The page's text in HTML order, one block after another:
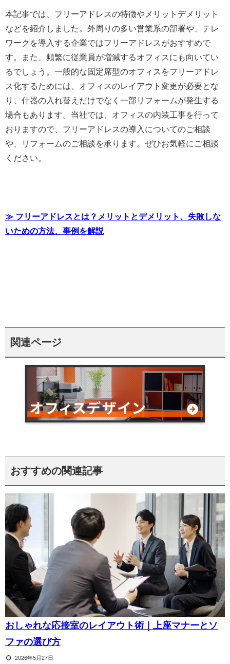
本記事では、フリーアドレスの特徴やメリットデメリット
などを紹介しました。外周りの多い営業系の部署や、テレ
ワークを導入する企業ではフリーアドレスがおすすめで
す。また、頻繁に従業員が増減するオフィスにも向いてい
るでしょう。一般的な固定席型のオフィスをフリーアドレ
ス化するためには、オフィスのレイアウト変更が必要とな
り、什器の入れ替えだけでなく一部リフォームが発生する
場合もあります。当社では、オフィスの内装工事を行って
おりますので、フリーアドレスの導入についてのご相談
や、リフォームのご相談を承ります。ぜひお気軽にご相談
ください。
≫ フリーアドレスとは？メリットとデメリット、失敗しな
いための方法、事例を解説
関連ページ
おすすめの関連記事
おしゃれな応接室のレイアウト術｜上座マナーとソ
ファの選び方
2026年5月27日